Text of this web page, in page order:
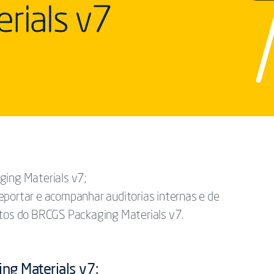
v7
Materials v7;
e acompanhar auditorias internas e de
do BRCGS Packaging Materials v7.
Materials v7: